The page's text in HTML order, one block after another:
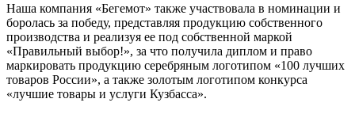
Наша компания «Бегемот» также участвовала в номинации и
боролась за победу, представляя продукцию собственного
производства и реализуя ее под собственной маркой
«Правильный выбор!», за что получила диплом и право
маркировать продукцию серебряным логотипом «100 лучших
товаров России», а также золотым логотипом конкурса
«лучшие товары и услуги Кузбасса».